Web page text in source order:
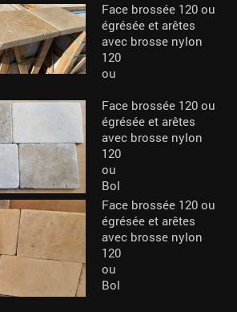
Face brossée 120 ou
égrésée et arêtes
avec brosse nylon
120
ou
Face brossée 120 ou
égrésée et arêtes
avec brosse nylon
120
ou
Bol
Face brossée 120 ou
égrésée et arêtes
avec brosse nylon
120
ou
Bol